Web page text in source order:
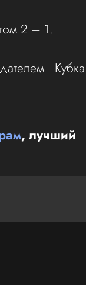
2 – 1.
Кубка
, лучший